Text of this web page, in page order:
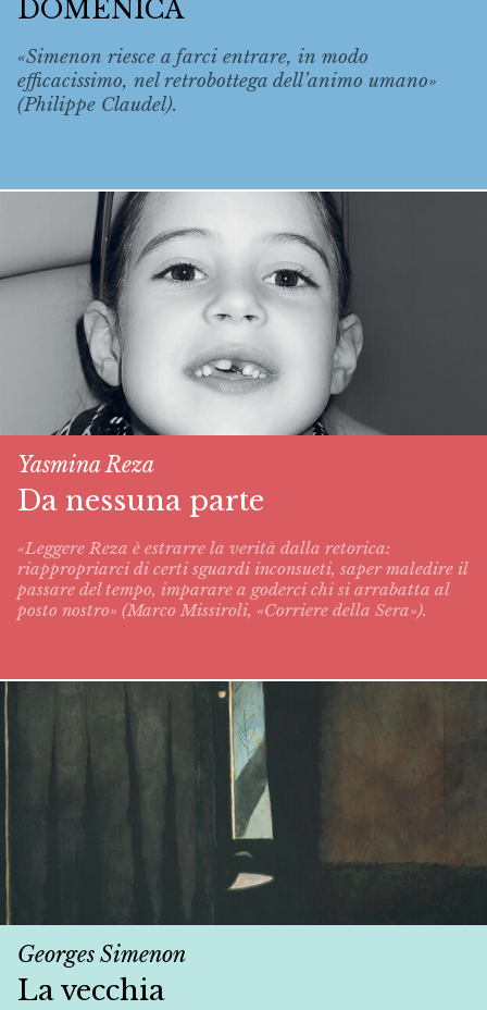
DOMENICA
«Simenon riesce a farci entrare, in modo
efficacissimo, nel retrobottega dell’animo umano»
(Philippe Claudel).
Yasmina Reza
Da nessuna parte
«Leggere Reza è estrarre la verità dalla retorica:
riappropriarci di certi sguardi inconsueti, saper maledire il
passare del tempo, imparare a goderci chi si arrabatta al
posto nostro» (Marco Missiroli, «Corriere della Sera»).
Georges Simenon
La vecchia